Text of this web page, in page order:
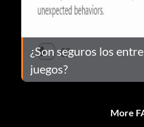
¿Son seguros los
juegos?
More